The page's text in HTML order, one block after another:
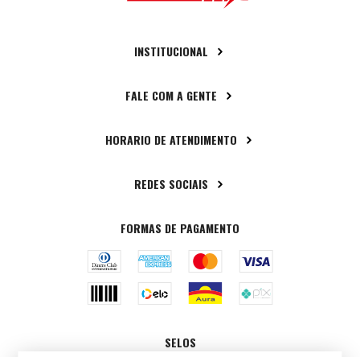
INSTITUCIONAL
FALE COM A GENTE
HORARIO DE ATENDIMENTO
REDES SOCIAIS
FORMAS DE PAGAMENTO
SELOS